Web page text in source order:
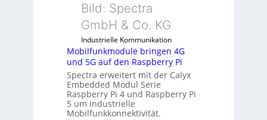
m
b
r
a
n
e
n
s
t
r
i
e
-
P
C
l
Bild: Spectra
GmbH & Co. KG
Industrielle Kommunikation
Mobilfunkmodule bringen 4G
und 5G auf den Raspberry Pi
Spectra erweitert mit der Calyx
Embedded Modul Serie
Raspberry Pi 4 und Raspberry Pi
5 um industrielle
Mobilfunkkonnektivität.